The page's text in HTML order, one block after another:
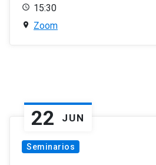
15:30
Zoom
22 JUN
Seminarios